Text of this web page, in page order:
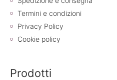
Termini e condizioni
Privacy Policy
Cookie policy
Prodotti